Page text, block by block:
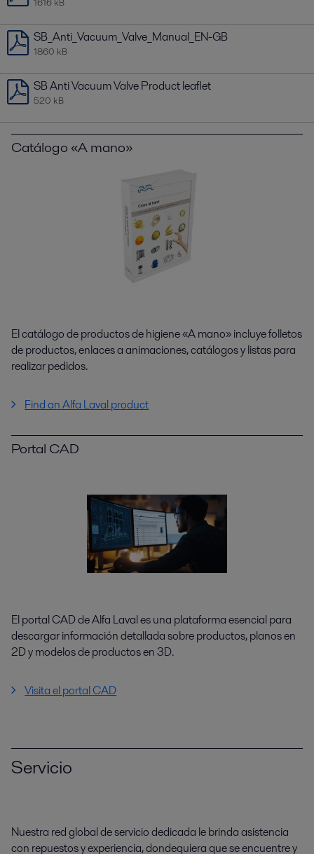
SB_Anti_Vacuum_Valve_Manual_EN-GB
1860 kB
SB Anti Vacuum Valve Product leaflet
520 kB
Catálogo «A mano»
El catálogo de productos de higiene «A mano» incluye folletos
de productos, enlaces a animaciones, catálogos y listas para
realizar pedidos.
Find an Alfa Laval product
Portal CAD
El portal CAD de Alfa Laval es una plataforma esencial para
descargar información detallada sobre productos, planos en
2D y modelos de productos en 3D.
Visita el portal CAD
Servicio
Nuestra red global de servicio dedicada le brinda asistencia
con repuestos y experiencia, dondequiera que se encuentre y